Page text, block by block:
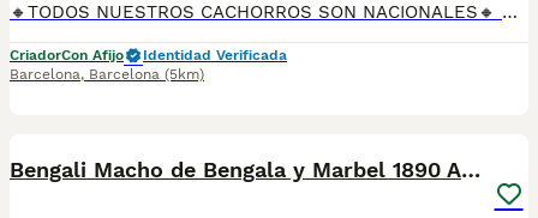
🔸TODOS NUESTROS CACHORROS SON NACIONALES🔸 Se entregan con sus vacunas, desparasitaciones internas y externas, microchip y su registro, cartilla sanitaria, contrato de garantías, toda su documentación legal y factura. ✅ Somos un criadero familiar autorizado y certificado por la Generalitat de Catalunya bajo el número de Núcleo Zoológico G25/00314. 💙 Con más de 30 años promoviendo la cría responsable. PARA MÁS INFORMACIÓN: ☎️ TIENDA 933095977 📱 CRIADERO 685878504 📱 WHATSAPP 674320847 🐶 Puedes conocer a los cachorros en persona (cita previa) 💻 Fotos y vídeos www.aquanatura.es 🚙 Hacemos envíos 💰 Financiamos 📌 Calle Roger de Flor 45, muy cerca del Arc de Triomf de Barcelona, de Lunes a Sábados. AQUANATURA
CriadorCon Afijo
Identidad Verificada
Barcelona, Barcelona (5km)
Bengali Macho de Bengala y Marbel 1890 AQUANATURA